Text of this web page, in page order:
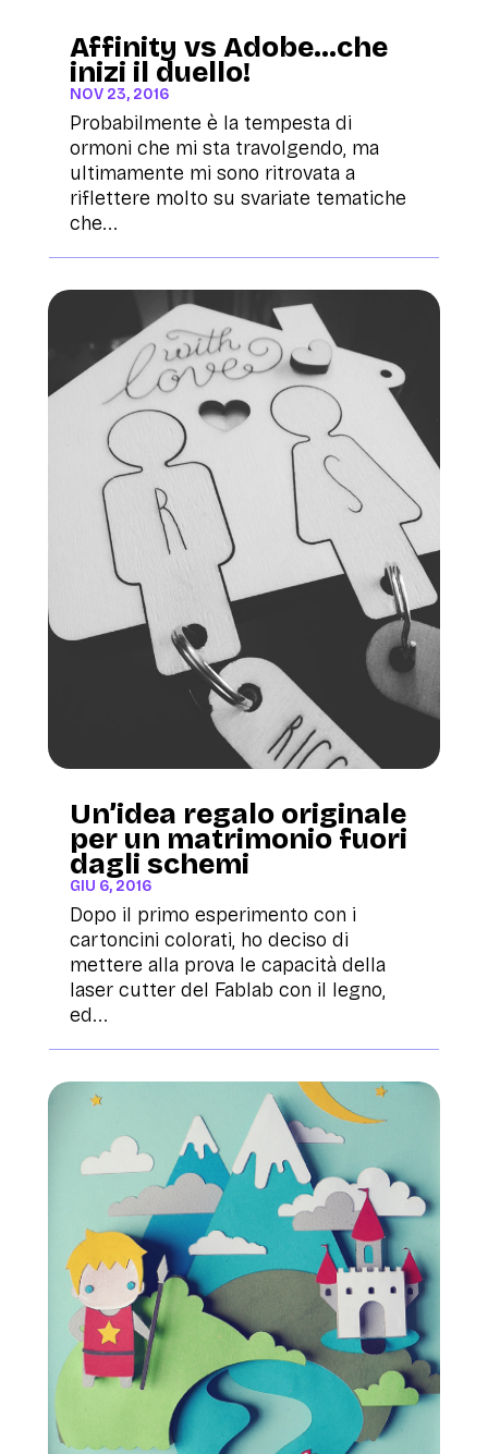
Affinity vs Adobe…che
inizi il duello!
NOV 23, 2016
Probabilmente è la tempesta di
ormoni che mi sta travolgendo, ma
ultimamente mi sono ritrovata a
riflettere molto su svariate tematiche
che...
Un’idea regalo originale
per un matrimonio fuori
dagli schemi
GIU 6, 2016
Dopo il primo esperimento con i
cartoncini colorati, ho deciso di
mettere alla prova le capacità della
laser cutter del Fablab con il legno,
ed...